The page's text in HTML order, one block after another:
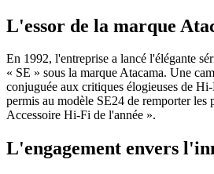
L'essor de la marque
En 1992, l'entreprise a lancé l'élégante
« SE » sous la marque Atacama. Une
conjuguée aux critiques élogieuses de
permis au modèle SE24 de remporter
Accessoire Hi-Fi de l'année ».
L'engagement envers